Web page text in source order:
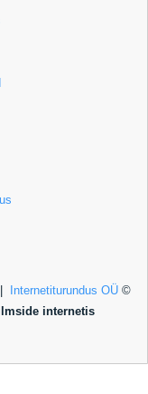
Internetiturundus OÜ©
internetis